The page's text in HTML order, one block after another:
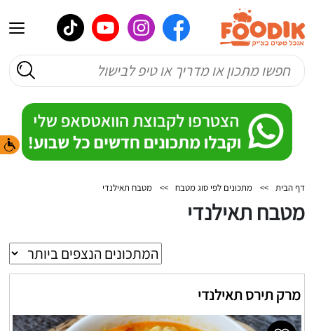
דף הבית >> מתכונים לפי סוג מטבח >> מטבח תאילנדי
מטבח תאילנדי
מרק תירס תאילנדי